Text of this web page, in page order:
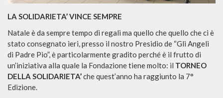
LA SOLIDARIETA’ VINCE SEMPRE
Natale è da sempre tempo di regali ma quello che quello che ci è
stato consegnato ieri, presso il nostro Presidio de “Gli Angeli
di Padre Pio”, è particolarmente gradito perché è il frutto di
un’iniziativa alla quale la Fondazione tiene molto: il TORNEO
DELLA SOLIDARIETA’che quest’anno ha raggiunto la 7°
Edizione.